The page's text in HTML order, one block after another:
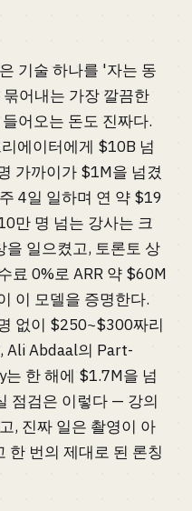
기술 하나를 '자는 동
어내는 가장 깔끔한
어오는 돈도 진짜다.
에이터에게 $10B 넘
가까이가 $1M을 넘겼
4일 일하며 연 약 $19
만 명 넘는 강사는 크
을 일으켰고, 토론토 상
료 0%로 ARR 약 $60M
이 모델을 증명한다.
없이 $250~$300짜리
Ali Abdaal의 Part-
한 해에 $1.7M을 넘
점검은 이렇다 — 강의
, 진짜 일은 촬영이 아
한 번의 제대로 된 론칭